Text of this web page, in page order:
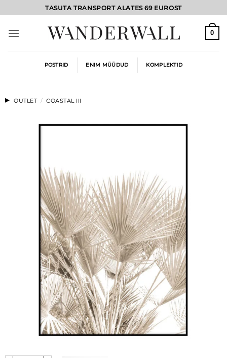
to
content
TASUTA TRANSPORT ALATES 69 EUROST
0
POSTRID ENIM MÜÜDUD KOMPLEKTID
OUTLET / COASTAL III